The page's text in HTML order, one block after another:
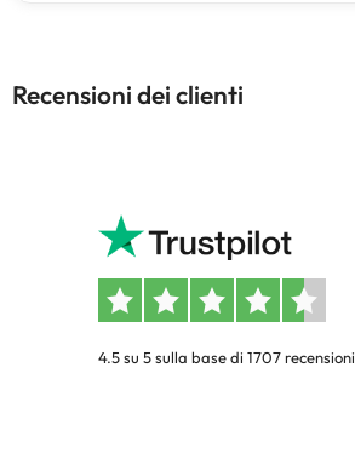
Recensioni dei clienti
4.5 su 5 sulla base di 1707 recensioni